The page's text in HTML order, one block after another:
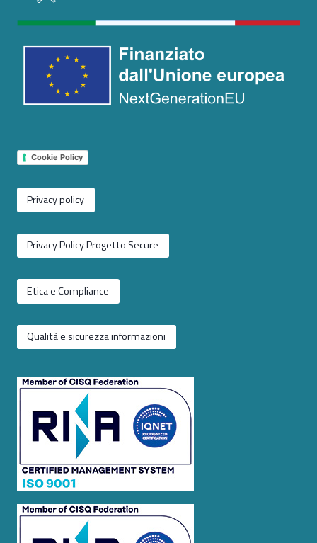
Cookie Policy
Privacy policy
Privacy Policy Progetto Secure
Etica e Compliance
Qualità e sicurezza informazioni